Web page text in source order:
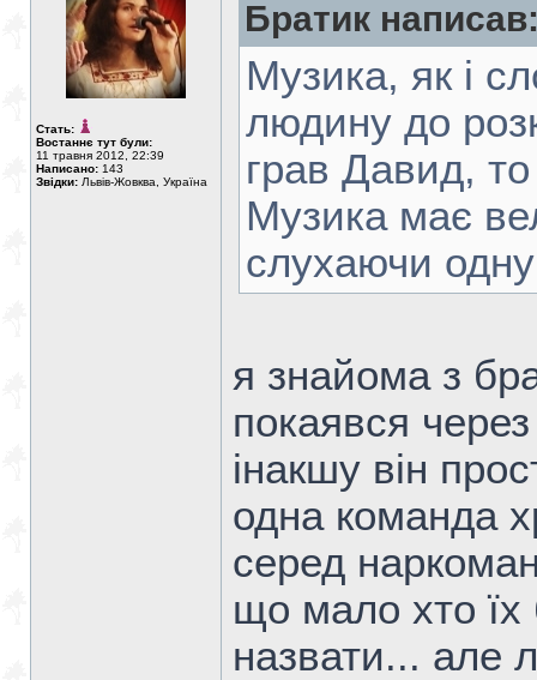
Стать:
Востаннє тут були:
11 травня 2012, 22:39
Написано: 143
Звідки: Львів-Жовква, Україна
Братик
Музика, як і
людину до
грав Давид,
Музика має
слухаючи
я знайома з
покаявся
інакшу він
одна команда
серед
що мало хто їх
назвати... але